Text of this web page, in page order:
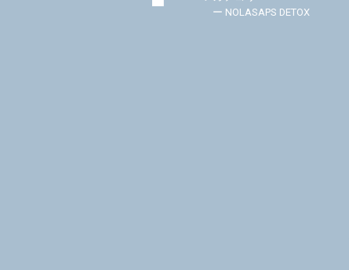
ー NOLASAPS DETOX